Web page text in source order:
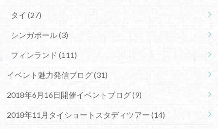
タイ (27)
シンガポール(3)
フィンランド (111)
イベント魅力発信ブログ(31)
2018年6月16日開催イベントブログ(9)
2018年11月タイショートスタディツアー (14)